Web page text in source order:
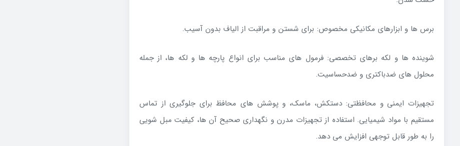
برس ها و ابزارهای مکانیکی مخصوص: برای شستن و مراقبت از الیاف بدون آسیب.
شوینده ها و لکه برهای تخصصی: فرمول های مناسب برای انواع پارچه ها و لکه ها، از جمله
محلول های ضدباکتری و ضدحساسیت.
تجهیزات ایمنی و محافظتی: دستکش، ماسک، و پوشش های محافظ برای جلوگیری از تماس
مستقیم با مواد شیمیایی. استفاده از تجهیزات مدرن و نگهداری صحیح آن ها، کیفیت مبل شویی
را به طور قابل توجهی افزایش می دهد.